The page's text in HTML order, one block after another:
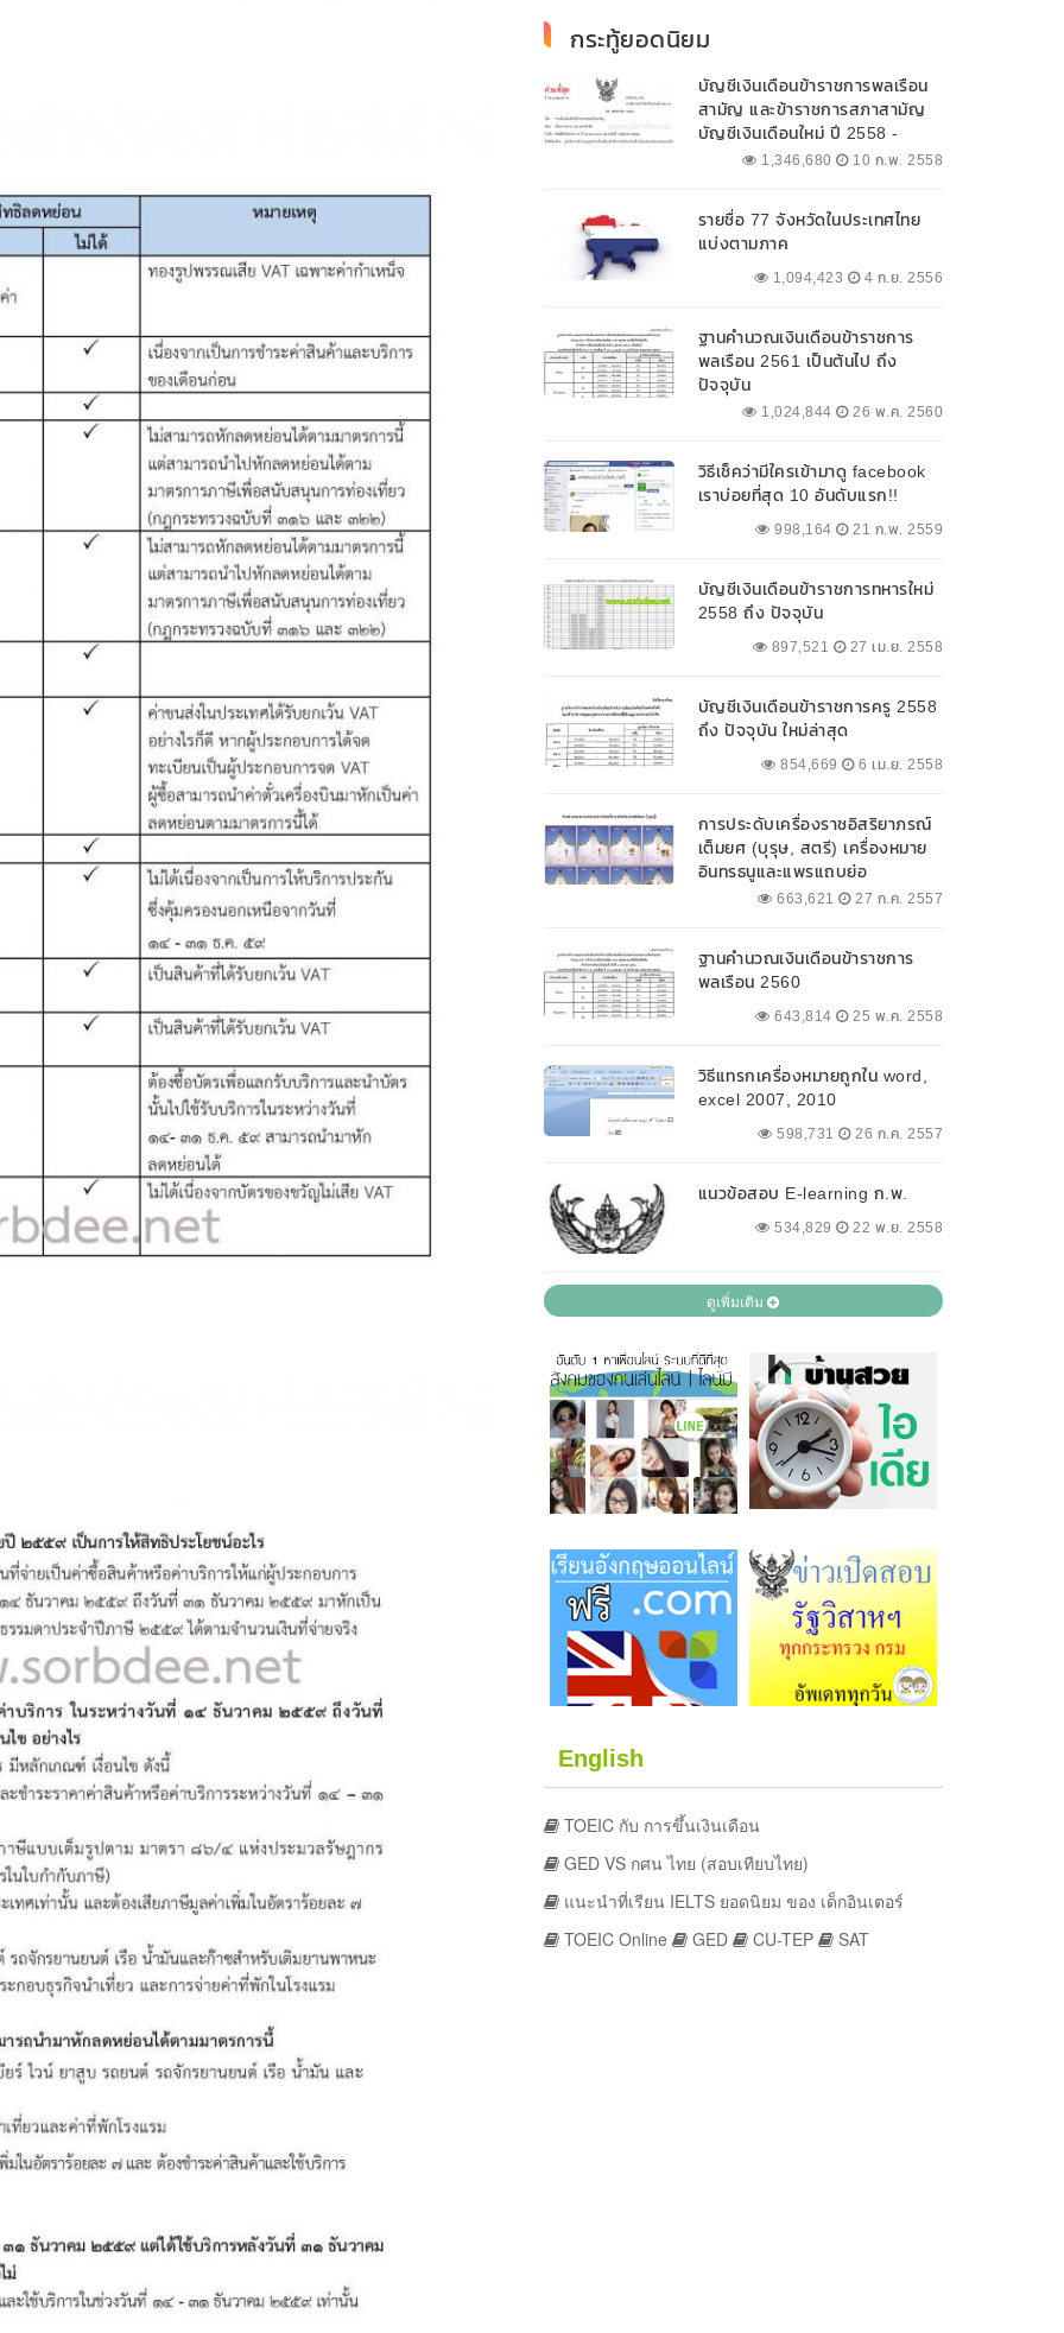
กระทู้ยอดนิยม
บัญชีเงินเดือนข้าราชการพลเรือน
สามัญ และข้าราชการสภาสามัญ
บัญชีเงินเดือนใหม่ ปี 2558 -
2562 ปัจจุบัน1,346,680 10 ก.พ. 2558
รายชื่อ 77 จังหวัดในประเทศไทย
แบ่งตามภาค
1,094,423 4 ก.ย. 2556
ฐานคำนวณเงินเดือนข้าราชการ
พลเรือน 2561 เป็นต้นไป ถึง
ปัจจุบัน
1,024,844 26 พ.ค. 2560
วิธีเช็คว่ามีใครเข้ามาดู facebook
เราบ่อยที่สุด 10 อันดับแรก!!
998,164 21 ก.พ. 2559
บัญชีเงินเดือนข้าราชการทหารใหม่
2558 ถึง ปัจจุบัน
897,521 27 เม.ย. 2558
บัญชีเงินเดือนข้าราชการครู 2558
ถึง ปัจจุบัน ใหม่ล่าสุด
854,669 6 เม.ย. 2558
การประดับเครื่องราชอิสริยาภรณ์
เต็มยศ (บุรุษ, สตรี) เครื่องหมาย
อินทรธนูและแพรแถบย่อ
663,621 27 ก.ค. 2557
ฐานคำนวณเงินเดือนข้าราชการ
พลเรือน 2560
643,814 25 พ.ค. 2558
วิธีแทรกเครื่องหมายถูกใน word,
excel 2007, 2010
598,731 26 ก.ค. 2557
แนวข้อสอบ E-learning ก.พ.
534,829 22 พ.ย. 2558
ดูเพิ่มเติม
English
TOEIC กับ การขึ้นเงินเดือน
GED VS กศน ไทย (สอบเทียบไทย)
แนะนำที่เรียน IELTS ยอดนิยม ของ เด็กอินเตอร์
TOEIC Online
GED CU-TEP SAT